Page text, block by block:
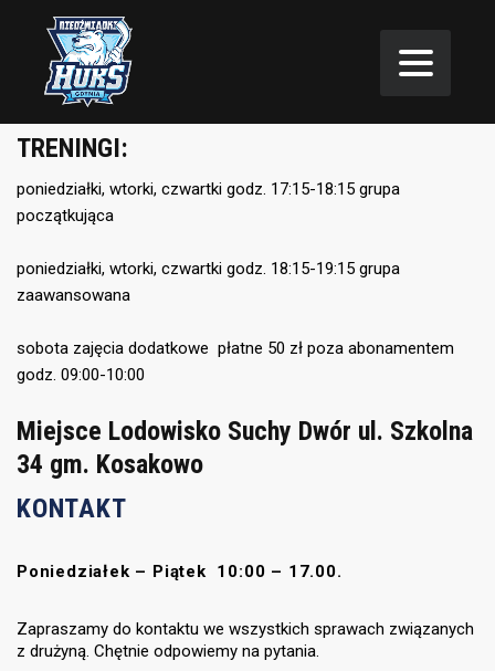
TRENINGI:
poniedziałki, wtorki, czwartki godz. 17:15-18:15 grupa
początkująca
poniedziałki, wtorki, czwartki godz. 18:15-19:15 grupa
zaawansowana
sobota zajęcia dodatkowe płatne 50 zł poza abonamentem
godz. 09:00-10:00
Miejsce Lodowisko Suchy Dwór ul. Szkolna
34 gm. Kosakowo
KONTAKT
Poniedziałek – Piątek 10:00 – 17.00.
Zapraszamy do kontaktu we wszystkich sprawach związanych
z drużyną. Chętnie odpowiemy na pytania.